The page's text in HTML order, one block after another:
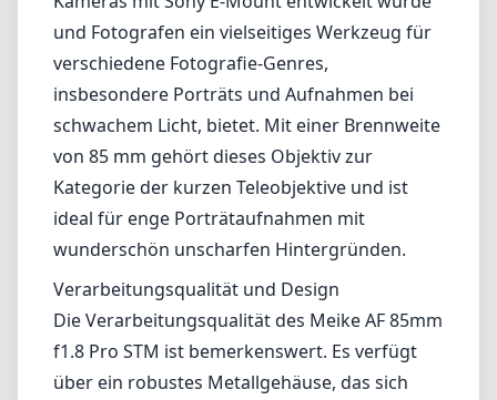
und Fotografen ein vielseitiges Werkzeug für
verschiedene Fotografie-Genres,
insbesondere Porträts und Aufnahmen bei
schwachem Licht, bietet. Mit einer Brennweite
von 85 mm gehört dieses Objektiv zur
Kategorie der kurzen Teleobjektive und ist
ideal für enge Porträtaufnahmen mit
wunderschön unscharfen Hintergründen.
Verarbeitungsqualität und Design
Die Verarbeitungsqualität des Meike AF 85mm
f1.8 Pro STM ist bemerkenswert. Es verfügt
über ein robustes Metallgehäuse, das sich